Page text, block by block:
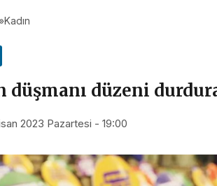
»Kadın
düşmanı düzeni
2023 Pazartesi - 19:00